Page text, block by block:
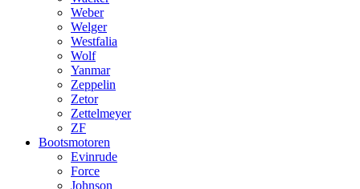
Weber
Welger
Westfalia
Wolf
Yanmar
Zeppelin
Zetor
Zettelmeyer
ZF
Bootsmotoren
Evinrude
Force
Johnson